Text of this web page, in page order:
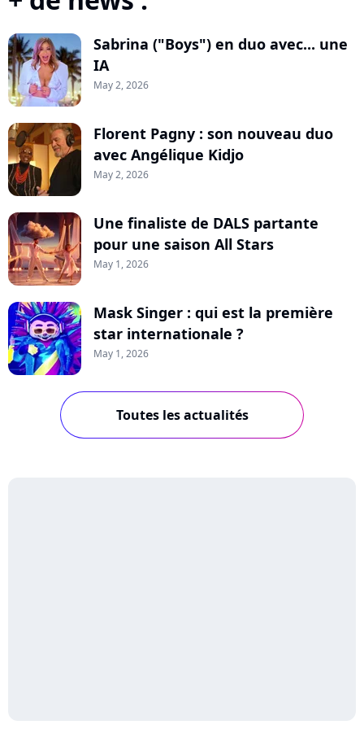
Sabrina ("Boys") en duo avec... une
IA
May 2, 2026
Florent Pagny : son nouveau duo
avec Angélique Kidjo
May 2, 2026
Une finaliste de DALS partante
pour une saison All Stars
May 1, 2026
Mask Singer : qui est la première
star internationale ?
May 1, 2026
Toutes les actualités